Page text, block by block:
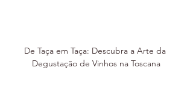
De Taça em Taça: Descubra a Arte da
Degustação de Vinhos na Toscana